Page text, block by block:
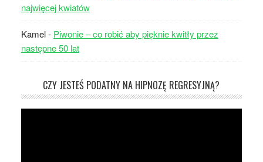
najwięcej kwiatów
Kamel- Piwonie – co robić aby pięknie kwitły przez
następne 50 lat
CZY JESTEŚ PODATNY NA HIPNOZĘ REGRESYJNĄ?